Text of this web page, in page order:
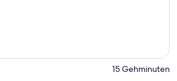
‪15 Gehminuten‬